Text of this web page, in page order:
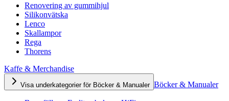
Renovering av gummihjul
Silikonvätska
Lenco
Skallampor
Rega
Thorens
Kaffe & Merchandise
Visa underkategorier för Böcker & Manualer Böcker & Manualer